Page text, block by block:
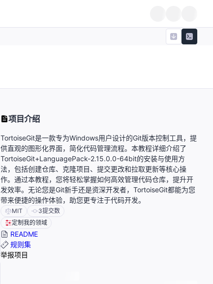
项目介绍
TortoiseGit是一款专为Windows用户设计的Git版本控制工具，提
供直观的图形化界面，简化代码管理流程。本教程详细介绍了
TortoiseGit+LanguagePack-2.15.0.0-64bit的安装与使用方
法，包括创建仓库、克隆项目、提交更改和拉取更新等核心操
作。通过本教程，您将轻松掌握如何高效管理代码仓库，提升开
发效率。无论您是Git新手还是资深开发者，TortoiseGit都能为您
带来便捷的操作体验，助您更专注于代码开发。
MIT 3提交数
定制我的领域
README
规则集
举报项目